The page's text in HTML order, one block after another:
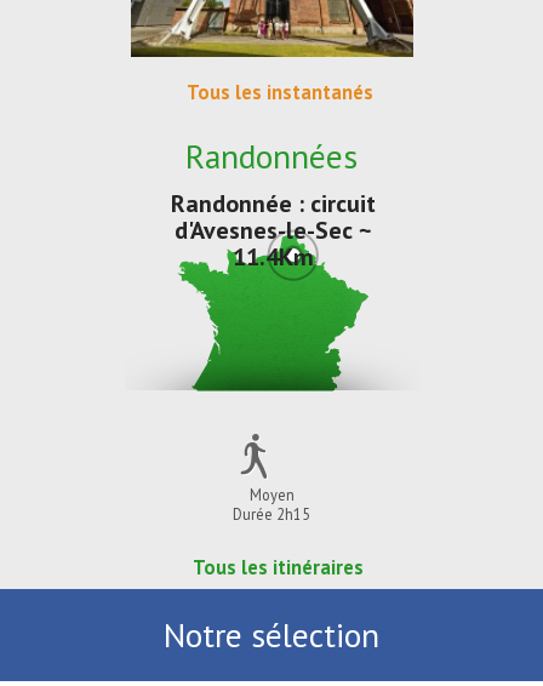
Tous les instantanés
Randonnées
Randonnée : circuit
d'Avesnes-le-Sec ~
11.4Km
Moyen
Durée 2h15
Tous les itinéraires
Notre sélection